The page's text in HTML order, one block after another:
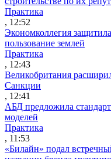
Практика
, 12:52
Экономколлегия
пользование землей
Практика
, 12:43
Великобритания
Санкции
, 12:41
АБД предложила
моделей
Практика
, 11:53
«Билайн» подал